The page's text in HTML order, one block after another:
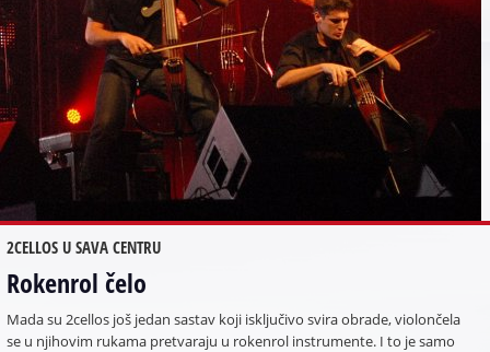
2CELLOS U SAVA CENTRU
Rokenrol čelo
Mada su 2cellos još jedan sastav koji isključivo svira obrade, violončela
se u njihovim rukama pretvaraju u rokenrol instrumente. I to je samo